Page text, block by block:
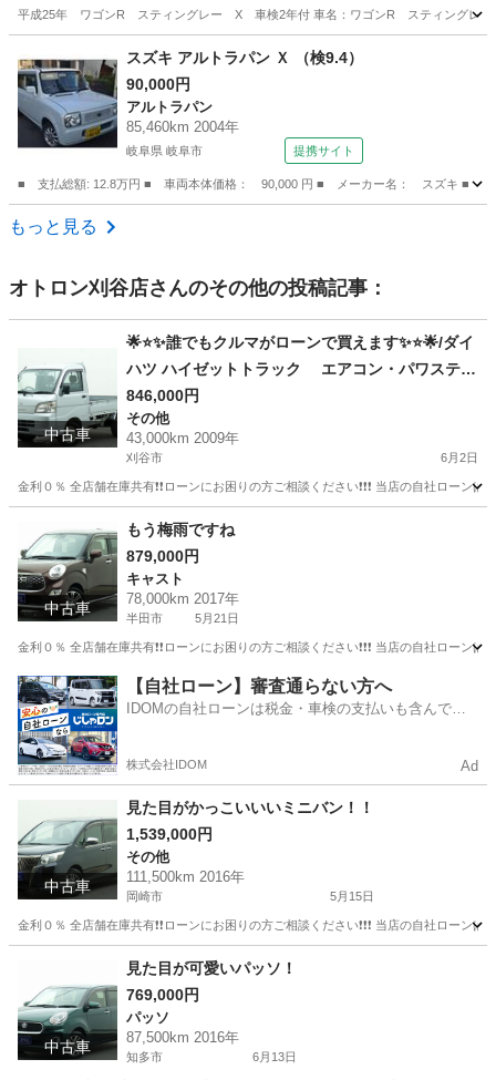
平成25年 ワゴンR スティングレー X 車検2年付 車名：ワゴンR スティングレー X
ワゴンＲ ワゴンR
スズキ アルトラパン Ｘ （検9.4）
90,000円
アルトラパン
85,460km 2004年
岐阜県 岐阜市 提携サイト
■ 支払総額: 12.8万円 ■ 車両本体価格： 90,000 円 ■ メーカー名： スズキ ■
岐阜 岐阜市
もっと見る
オトロン刈谷店さんのその他の投稿記事：
中古車
🌟⭐️✨誰でもクルマがローンで買えます✨⭐️🌟/ダイ
ハツ ハイゼットトラック エアコン・パワステ
スペシャル
846,000円
その他
43,000km 2009年
刈谷市 6月2日
金利０％ 全店舗在庫共有❗️❗️ローンにお困りの方ご相談ください❗️❗️❗️ 当店の自社ロ
その他 トラック
中古車
もう梅雨ですね
879,000円
キャスト
78,000km 2017年
半田市 5月21日
金利０％ 全店舗在庫共有❗️❗️ローンにお困りの方ご相談ください❗️❗️❗️ 当店の自社ロ
愛知 半田市 キャスト ローン
【自社ローン】審査通らない方へ
IDOMの自社ローンは税金・車検の支払いも含んでい
株式会社IDOM Ad
中古車
見た目がかっこいいいミニバン！！
1,539,000円
その他
111,500km 2016年
岡崎市 5月15日
金利０％ 全店舗在庫共有❗️❗️ローンにお困りの方ご相談ください❗️❗️❗️ 当店の自社ロ
その他 エスクァイア
中古車
見た目が可愛いパッソ！
769,000円
パッソ
87,500km 2016年
知多市 6月13日